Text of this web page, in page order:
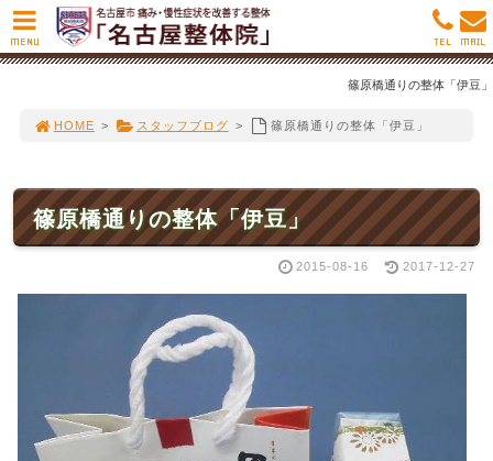
篠原橋通りの整体「伊豆」
HOME > スタッフブログ > 篠原橋通りの整体「伊豆」
篠原橋通りの整体「伊豆」
2015-08-16 2017-12-27
MENU MAIL
TEL